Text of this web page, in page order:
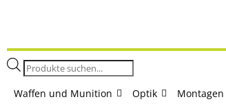
Products
Waffen und Munition Optik Montagen